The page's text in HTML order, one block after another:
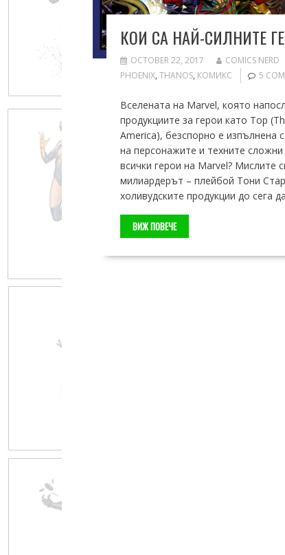
КОИ СА НАЙ-СИЛНИТЕ
OCTOBER 22, 2017 COMICS NERD
PHOENIX, THANOS, КОМИКС 5
Вселената на Marvel, която
продукциите за герои като Тор
America), безспорно е изпълнена
на персонажите и техните
всички герои на Marvel? Мислите
милиардерът – плейбой Тони
холивудските продукции до сега
ВИЖ ПОВЕЧЕ